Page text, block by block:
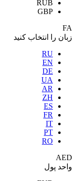
RUB
GBP
FA
زبان را انتخاب کنید
RU
EN
DE
UA
AR
ZH
ES
FR
IT
PT
RO
AED
واحد پول